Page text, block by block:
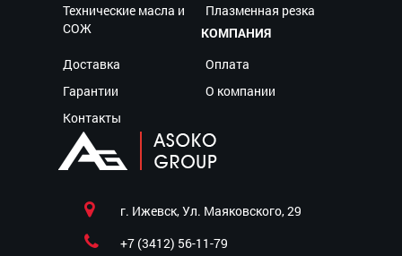
Технические масла и
СОЖ
Плазменная резка
КОМПАНИЯ
Доставка
Оплата
Гарантии
О компании
Контакты
г. Ижевск, Ул. Маяковского, 29
+7 (3412) 56-11-79